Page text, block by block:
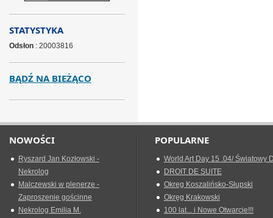
STATYSTYKA
Odsłon: 20003816
BĄDŹ NA BIEŻĄCO
NOWOŚCI
Ryszard Jan Kozłowski -
Nekrolog
Malczewski w plenerze -
Zaproszenie gościnne
Nekrolog Emilia M.
POPULARNE
World Art Day 15 .04/ Światowy
DROIT DE SUITE
Okreg Koszalińsko-Słupski
Okręg Krakowski
100 lat... i Nowe Otwarcie!!!